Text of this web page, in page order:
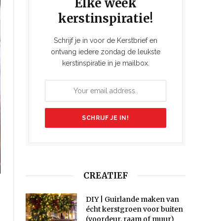
Elke week
kerstinspiratie!
Schrijf je in voor de Kerstbrief en
ontvang iedere zondag de leukste
kerstinspiratie in je mailbox.
CREATIEF
DIY | Guirlande maken van
écht kerstgroen voor buiten